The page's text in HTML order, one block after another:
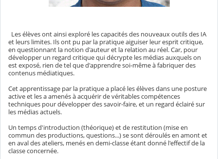
Les élèves ont ainsi exploré les capacités des nouveaux outils des IA
et leurs limites. Ils ont pu par la pratique aiguiser leur esprit critique,
en questionnant la notion d'auteur et la relation au réel. Car, pour
développer un regard critique qui décrypte les médias auxquels on
est exposé, rien de tel que d'apprendre soi-même à fabriquer des
contenus médiatiques.
Cet apprentissage par la pratique a placé les élèves dans une posture
active et les a amenés à acquérir de véritables compétences
techniques pour développer des savoir-faire, et un regard éclairé sur
les médias actuels.
Un temps d'introduction (théorique) et de restitution (mise en
commun des productions, questions...) se sont déroulés en amont et
en aval des ateliers, menés en demi-classe étant donné l'effectif de la
classe concernée.